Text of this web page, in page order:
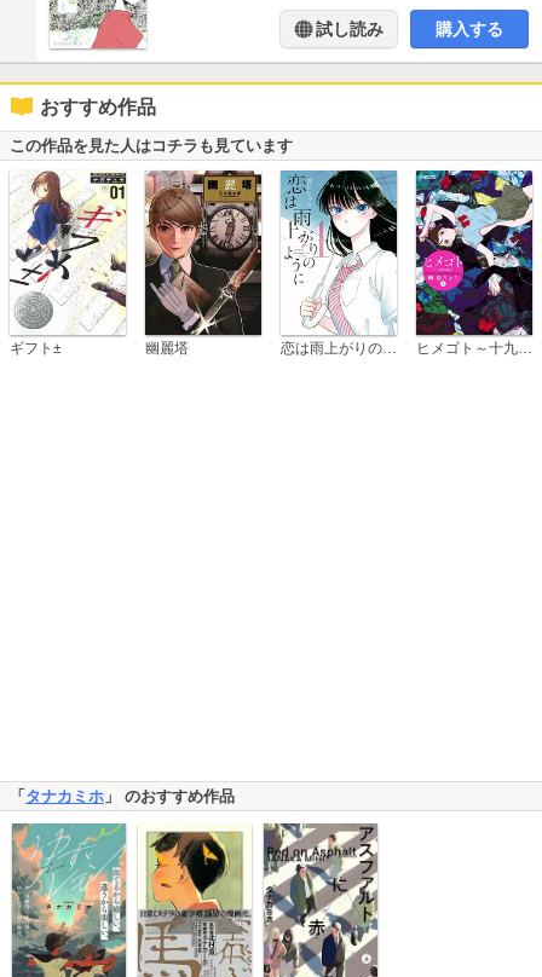
試し読み 購入する
おすすめ作品
この作品を見た人はコチラも見ています
ギフト± 幽麗塔 恋は雨上がりのように ヒメゴト～十九歳の制服～
「 タナカミホ 」 のおすすめ作品